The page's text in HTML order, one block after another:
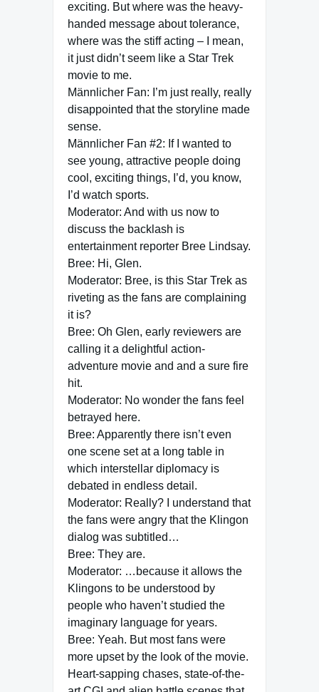
exciting. But where was the heavy-
handed message about tolerance,
where was the stiff acting – I mean,
it just didn’t seem like a Star Trek
movie to me.
Männlicher Fan: I’m just really, really
disappointed that the storyline made
sense.
Männlicher Fan #2: If I wanted to
see young, attractive people doing
cool, exciting things, I’d, you know,
I’d watch sports.
Moderator: And with us now to
discuss the backlash is
entertainment reporter Bree Lindsay.
Bree: Hi, Glen.
Moderator: Bree, is this Star Trek as
riveting as the fans are complaining
it is?
Bree: Oh Glen, early reviewers are
calling it a delightful action-
adventure movie and and a sure fire
hit.
Moderator: No wonder the fans feel
betrayed here.
Bree: Apparently there isn’t even
one scene set at a long table in
which interstellar diplomacy is
debated in endless detail.
Moderator: Really? I understand that
the fans were angry that the Klingon
dialog was subtitled…
Bree: They are.
Moderator: …because it allows the
Klingons to be understood by
people who haven’t studied the
imaginary language for years.
Bree: Yeah. But most fans were
more upset by the look of the movie.
Heart-sapping chases, state-of-the-